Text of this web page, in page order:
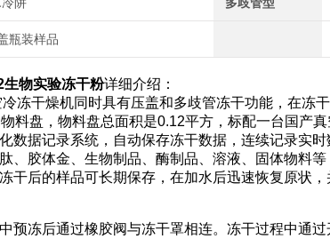
瓶装样品
物实验冻干粉详细介绍：
冻干燥机同时具有压盖和多歧管冻干功能，在冻
料盘，物料盘总面积是0.12平方，标配一台国产
数据记录系统，自动保存冻干数据，连续记录实
、胶体金、生物制品、酶制品、溶液、固体物料
干后的样品可长期保存，在加水后迅速恢复原状
预冻后通过橡胶阀与冻干罩相连。冻干过程中通